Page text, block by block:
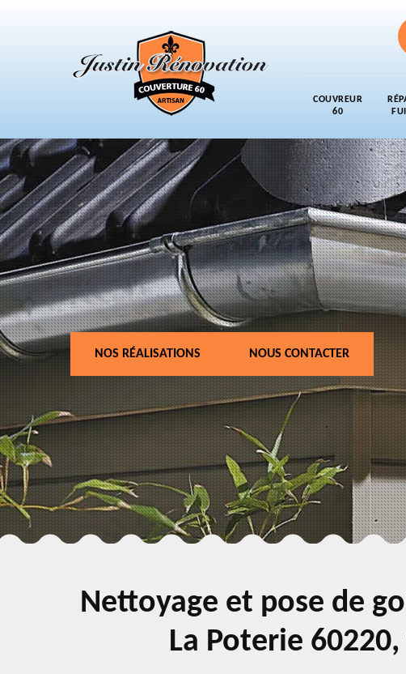
COUVREUR
60
NOS RÉALISATIONS NOUS CONTACTER
Nettoyage et pose de
La Poterie